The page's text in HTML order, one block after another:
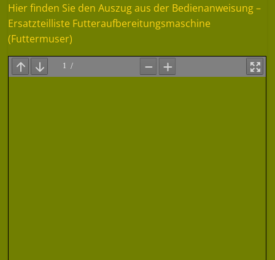
Hier finden Sie den Auszug aus der Bedienanweisung –
Ersatzteilliste Futteraufbereitungsmaschine
(Futtermuser)